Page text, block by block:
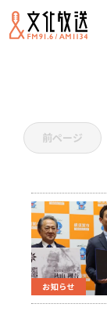
前ページ
お知らせ